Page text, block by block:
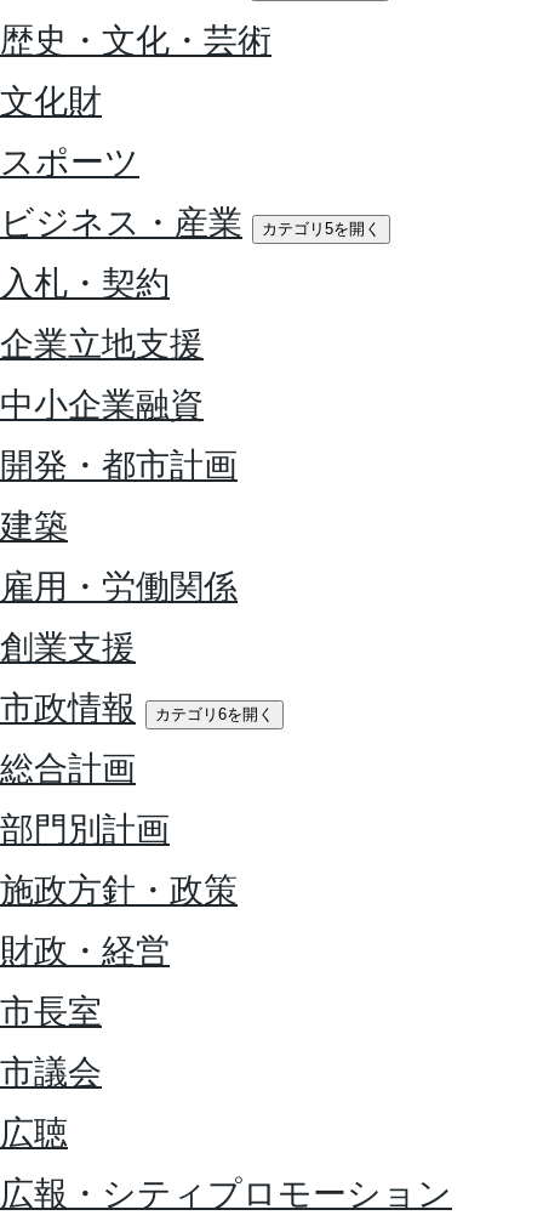
歴史・文化・芸術
文化財
スポーツ
ビジネス・産業
カテゴリ5を開く
入札・契約
企業立地支援
中小企業融資
開発・都市計画
建築
雇用・労働関係
創業支援
市政情報
カテゴリ6を開く
総合計画
部門別計画
施政方針・政策
財政・経営
市長室
市議会
広聴
広報・シティプロモーション